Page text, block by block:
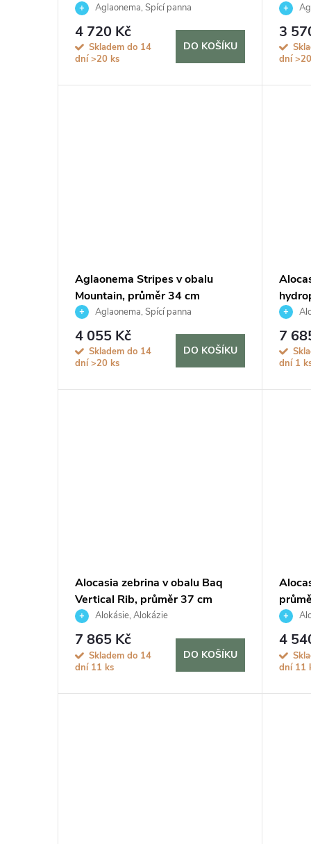
Aglaonema, Spící panna
4 720 Kč
Skladem do 14
dní>20 ks
DO KOŠÍKU
3
dní
Aglaonema Stripes v obalu
Mountain, průměr 34 cm
Aglaonema, Spící panna
4 055 Kč
Skladem do 14
dní>20 ks
DO KOŠÍKU
7
dní 1
Alocasia zebrina v obalu Baq
Vertical Rib, průměr 37 cm
Alokásie, Alokázie
7 865 Kč
Skladem do 14
dní 11 ks
DO KOŠÍKU
4
dní 11